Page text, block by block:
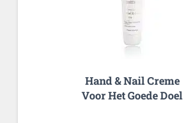
Hand & Nail Creme
Voor Het Goede Doel